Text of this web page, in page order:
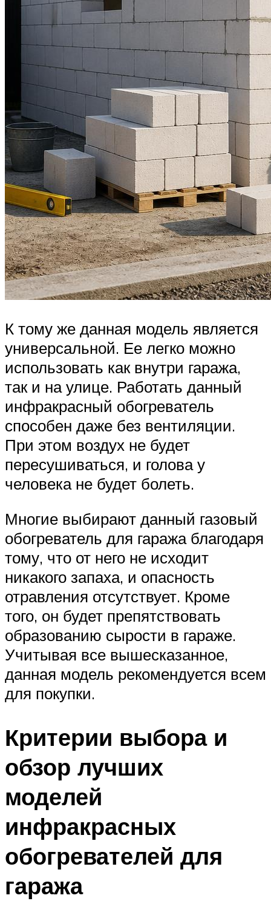
К тому же данная модель является
универсальной. Ее легко можно
использовать как внутри гаража,
так и на улице. Работать данный
инфракрасный обогреватель
способен даже без вентиляции.
При этом воздух не будет
пересушиваться, и голова у
человека не будет болеть.
Многие выбирают данный газовый
обогреватель для гаража благодаря
тому, что от него не исходит
никакого запаха, и опасность
отравления отсутствует. Кроме
того, он будет препятствовать
образованию сырости в гараже.
Учитывая все вышесказанное,
данная модель рекомендуется всем
для покупки.
Критерии выбора и
обзор лучших
моделей
инфракрасных
обогревателей для
гаража